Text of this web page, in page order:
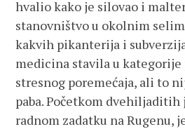
hvalio kako je silovao i
stanovništvo u okolnim
kakvih pikanterija i
medicina stavila u
stresnog poremećaja, ali to
paba. Početkom dvehiljaditih
radnom zadatku na Rugenu,